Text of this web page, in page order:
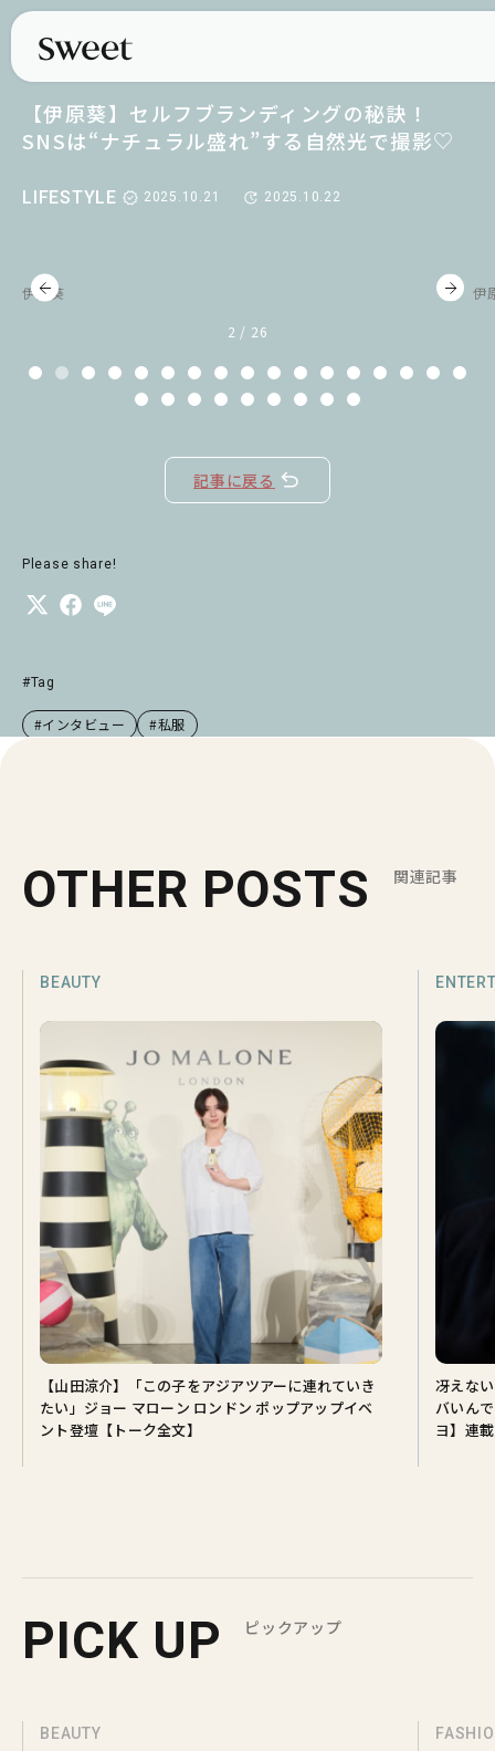
LIFESTYLE 2025.10.21 2025.10.22
【伊原葵】セルフブランディングの秘訣！
SNSは“ナチュラル盛れ”する自然光で撮影♡
伊原葵 伊
2 / 26
記事に戻る
Please share!
#Tag
#インタビュー #私服
OTHER POSTS 関連記事
BEAUTY
【山田涼介】「この子をアジアツアーに連れていき
たい」ジョー マローン ロンドン ポップアップイベ
ント登壇【トーク全文】
冴えな
バいん
ヨ】連
PICK UP ピックアップ
BEAUTY